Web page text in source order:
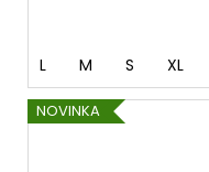
L M S XL
NOVINKA